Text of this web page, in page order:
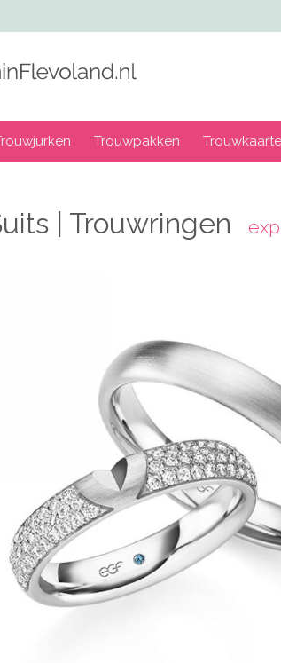
Trouwpakken
| Trouwringen